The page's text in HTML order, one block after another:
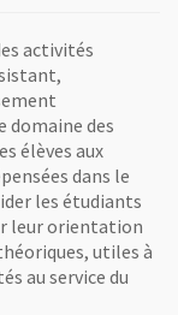
activités
domaine des
élèves aux
dans le
les étudiants
leur orientation
utiles à
au service du